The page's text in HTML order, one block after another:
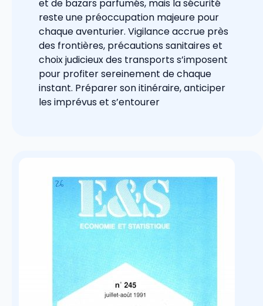
et de bazars parfumés, mais la sécurité
reste une préoccupation majeure pour
chaque aventurier. Vigilance accrue près
des frontières, précautions sanitaires et
choix judicieux des transports s’imposent
pour profiter sereinement de chaque
instant. Préparer son itinéraire, anticiper
les imprévus et s’entourer